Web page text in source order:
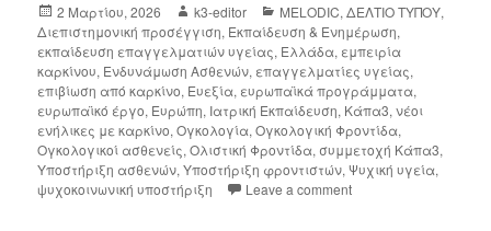
2 Μαρτίου, 2026 k3-editor MELODIC,ΔΕΛΤΙΟ ΤΥΠΟΥ,
Διεπιστημονική προσέγγιση, Εκπαίδευση & Ενημέρωση,
εκπαίδευση επαγγελματιών υγείας, Ελλάδα, εμπειρία
καρκίνου, Ενδυνάμωση Ασθενών, επαγγελματίες υγείας,
επιβίωση από καρκίνο, Ευεξία, ευρωπαϊκά προγράμματα,
ευρωπαϊκό έργο, Ευρώπη, Ιατρική Εκπαίδευση, Κάπα3,νέοι
ενήλικες με καρκίνο,Ογκολογία,Ογκολογική Φροντίδα,
Ογκολογικοί ασθενείς,Ολιστική Φροντίδα,συμμετοχή Κάπα3,
Υποστήριξη ασθενών,Υποστήριξη φροντιστών,Ψυχική υγεία,
ψυχοκοινωνική υποστήριξη
Leave a comment